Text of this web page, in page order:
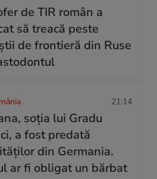
de TIR român a
să treacă peste
de frontieră din Ruse
21:14
soţia lui Gradu
a fost predată
din Germania.
ar fi obligat un bărbat